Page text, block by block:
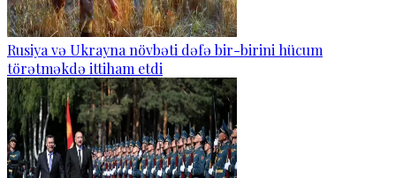
Rusiya və Ukrayna növbəti dəfə bir-birini hücum
törətməkdə ittiham etdi